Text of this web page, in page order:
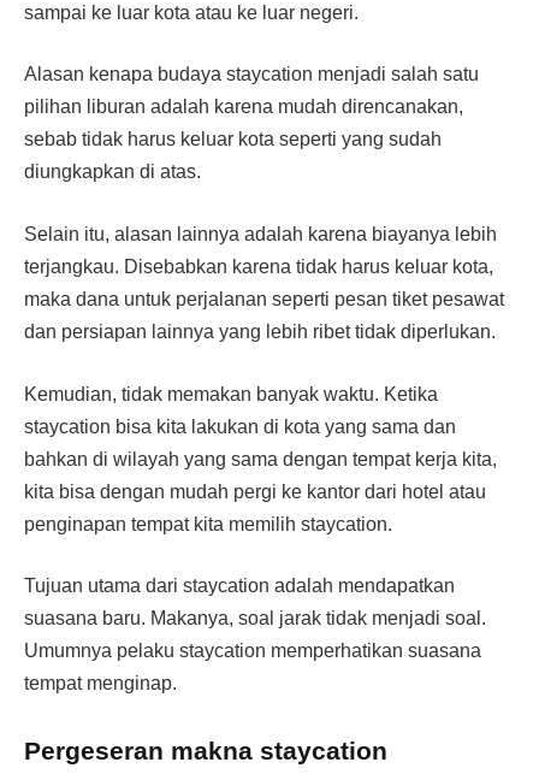
sampai ke luar kota atau ke luar negeri.
Alasan kenapa budaya staycation menjadi salah satu
pilihan liburan adalah karena mudah direncanakan,
sebab tidak harus keluar kota seperti yang sudah
diungkapkan di atas.
Selain itu, alasan lainnya adalah karena biayanya lebih
terjangkau. Disebabkan karena tidak harus keluar kota,
maka dana untuk perjalanan seperti pesan tiket pesawat
dan persiapan lainnya yang lebih ribet tidak diperlukan.
Kemudian, tidak memakan banyak waktu. Ketika
staycation bisa kita lakukan di kota yang sama dan
bahkan di wilayah yang sama dengan tempat kerja kita,
kita bisa dengan mudah pergi ke kantor dari hotel atau
penginapan tempat kita memilih staycation.
Tujuan utama dari staycation adalah mendapatkan
suasana baru. Makanya, soal jarak tidak menjadi soal.
Umumnya pelaku staycation memperhatikan suasana
tempat menginap.
Pergeseran makna staycation